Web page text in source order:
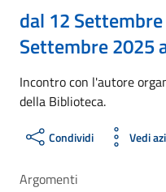
dal 12
Settembre 2025
Incontro con l'autore
della Biblioteca.
Condividi Vedi
Argomenti